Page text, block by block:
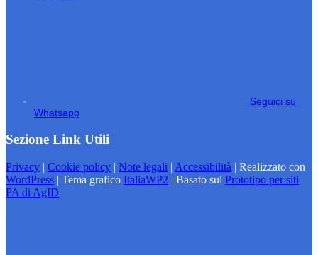
Seguici su
Whatsapp
Sezione Link Utili
Privacy | Cookie policy | Note legali | Accessibilità | Realizzato con
WordPress | Tema grafico ItaliaWP2 | Basato sul Prototipo per siti
PA di AgID